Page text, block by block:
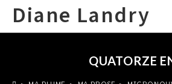
Diane Landry
QUATORZE